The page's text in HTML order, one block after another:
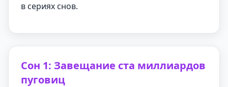
в сериях снов.
Сон 1: Завещание ста миллиардов
пуговиц